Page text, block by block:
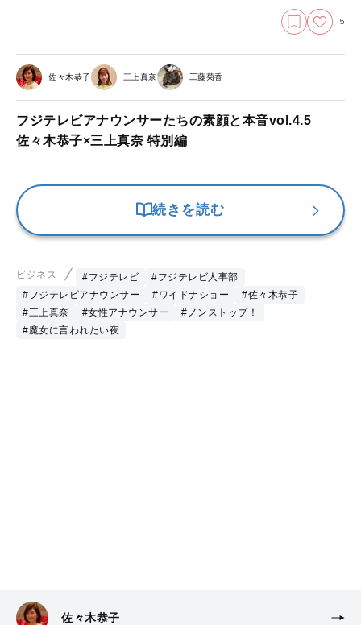
5
佐々木恭子 三上真奈 工藤菊香
フジテレビアナウンサーたちの素顔と本音vol.4.5
佐々木恭子×三上真奈 特別編
続きを読む
ビジネス #フジテレビ
#フジテレビ人事部
#フジテレビアナウンサー
#ワイドナショー
#佐々木恭子
#三上真奈
#女性アナウンサー
#ノンストップ！
#魔女に言われたい夜
佐々木恭子